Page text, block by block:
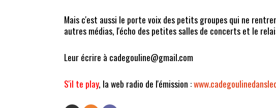
Mais c'est aussi le porte voix des petits groupes qui ne
autres médias, l'écho des petites salles de concerts et le
Leur écrire à cadegouline@gmail.com
S'il te play, la web radio de l'émission :